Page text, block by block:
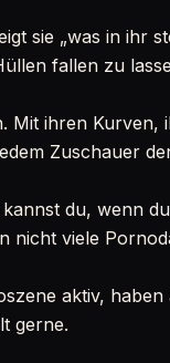
sie „was in ihr
fallen zu
Mit ihren
Zuschauer
du, wenn
nicht viele
aktiv,
gerne.